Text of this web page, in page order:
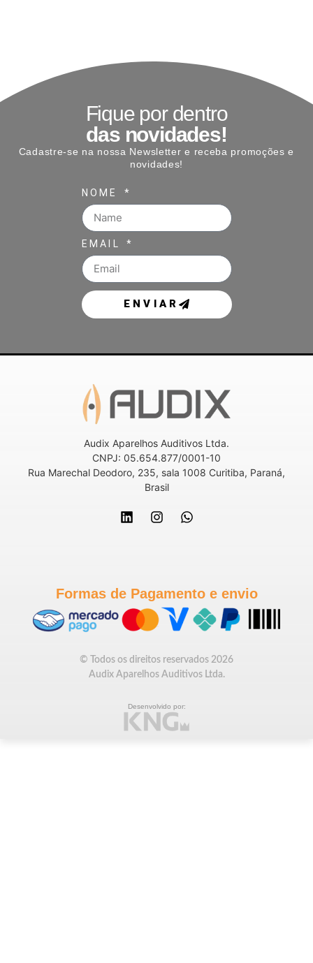
Fique por dentro
das novidades!
Cadastre-se na nossa Newsletter e receba promoções e
novidades!
NOME
EMAIL
ENVIAR
Audix Aparelhos Auditivos Ltda.
CNPJ: 05.654.877/0001-10
Rua Marechal Deodoro, 235, sala 1008 Curitiba, Paraná,
Brasil
Formas de Pagamento e envio
© Todos os direitos reservados 2026
Audix Aparelhos Auditivos Ltda.
Desenvolvido por: